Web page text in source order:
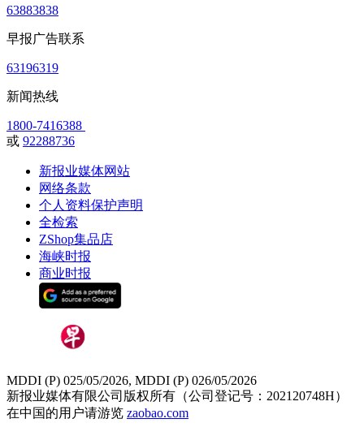
63883838
早报广告联系
63196319
新闻热线
1800-7416388
或 92288736
新报业媒体网站
网络条款
个人资料保护声明
全检索
ZShop集品店
海峡时报
商业时报
MDDI (P) 025/05/2026, MDDI (P) 026/05/2026
新报业媒体有限公司版权所有（公司登记号：202120748H）
在中国的用户请游览 zaobao.com